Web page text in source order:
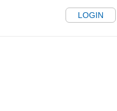
LOGIN